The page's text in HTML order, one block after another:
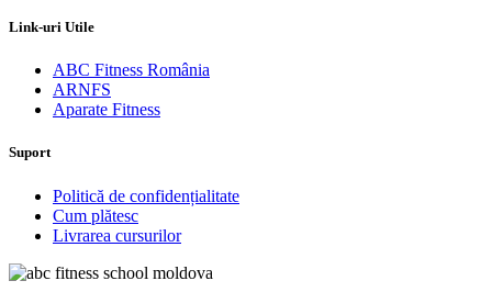
Link-uri Utile
ABC Fitness România
ARNFS
Aparate Fitness
Suport
Politică de confidențialitate
Cum plătesc
Livrarea cursurilor